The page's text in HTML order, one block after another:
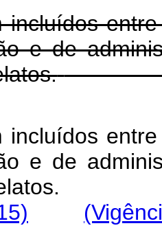
e de
incluídos
e de